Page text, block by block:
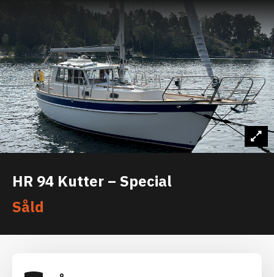
HR 94 Kutter – Special
Såld